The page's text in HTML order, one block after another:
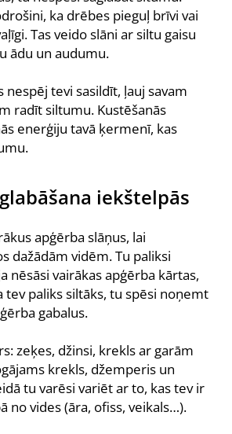
ka drēbes pieguļ brīvi vai
Tas veido slāni ar siltu gaisu
ādu un audumu.
nespēj tevi sasildīt, ļauj savam
radīt siltumu. Kustēšanās
enerģiju tavā ķermenī, kas
iekštelpās
apģērba slāņus, lai
dažādām vidēm. Tu paliksi
nēsāsi vairākas apģērba kārtas,
tev paliks siltāks, tu spēsi noņemt
gabalus.
zeķes, džinsi, krekls ar garām
krekls, džemperis un
tu varēsi variēt ar to, kas tev ir
no vides (āra, ofiss, veikals…).